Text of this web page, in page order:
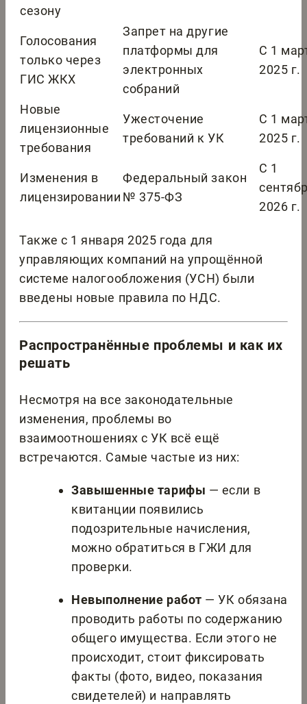
сезону
Голосования
только через
ГИС ЖКХ
Запрет на другие
платформы для
электронных
собраний
С 1
2025 г.
Новые
лицензионные
требования
Ужесточение
требований к УК
С 1
2025 г.
Изменения в
лицензировании
Федеральный закон
№ 375-ФЗ
С 1
2026 г.
Также с 1 января 2025 года для
управляющих компаний на упрощённой
системе налогообложения (УСН) были
введены новые правила по НДС.
Распространённые проблемы и как их
решать
Несмотря на все законодательные
изменения, проблемы во
взаимоотношениях с УК всё ещё
встречаются. Самые частые из них:
Завышенные тарифы — если в
квитанции появились
подозрительные начисления,
можно обратиться в ГЖИ для
проверки.
Невыполнение работ — УК обязана
проводить работы по содержанию
общего имущества. Если этого не
происходит, стоит фиксировать
факты (фото, видео, показания
свидетелей) и направлять